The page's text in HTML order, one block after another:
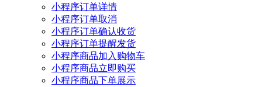
小程序订单详情
小程序订单取消
小程序订单确认收货
小程序订单提醒发货
小程序商品加入购物车
小程序商品立即购买
小程序商品下单展示